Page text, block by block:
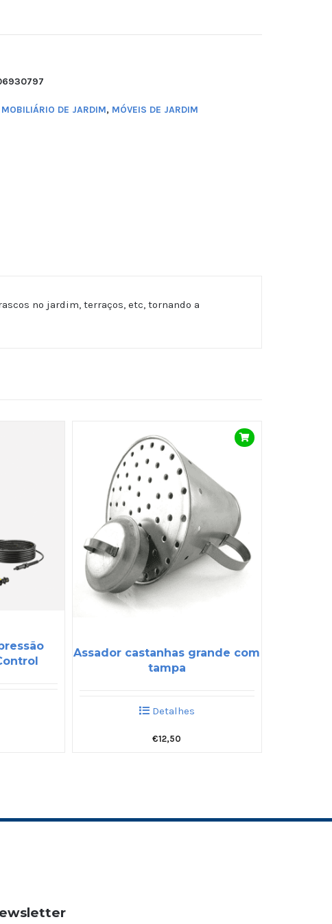
MOBILIÁRIO DE JARDIM, MÓVEIS DE JARDIM
no jardim, terraços, etc, tornando a
Assador castanhas grande com
tampa
Detalhes
€12,50